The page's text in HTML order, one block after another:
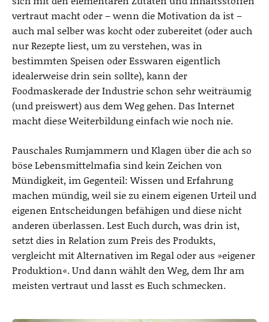
vertraut macht oder – wenn die Motivation da ist –
auch mal selber was kocht oder zubereitet (oder auch
nur Rezepte liest, um zu verstehen, was in
bestimmten Speisen oder Esswaren eigentlich
idealerweise drin sein sollte), kann der
Foodmaskerade der Industrie schon sehr weiträumig
(und preiswert) aus dem Weg gehen. Das Internet
macht diese Weiterbildung einfach wie noch nie.
Pauschales Rumjammern und Klagen über die ach so
böse Lebensmittelmafia sind kein Zeichen von
Mündigkeit, im Gegenteil: Wissen und Erfahrung
machen mündig, weil sie zu einem eigenen Urteil und
eigenen Entscheidungen befähigen und diese nicht
anderen überlassen. Lest Euch durch, was drin ist,
setzt dies in Relation zum Preis des Produkts,
vergleicht mit Alternativen im Regal oder aus »eigener
Produktion«. Und dann wählt den Weg, dem Ihr am
meisten vertraut und lasst es Euch schmecken.